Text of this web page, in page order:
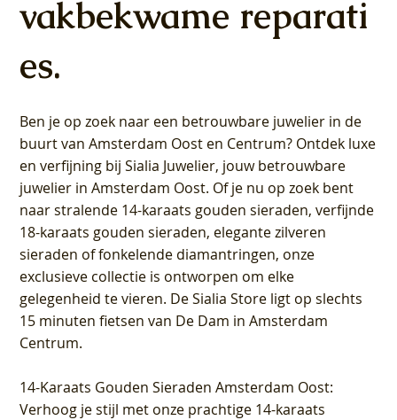
vakbekwame reparati
es.
Ben je op zoek naar een betrouwbare juwelier in de
buurt van Amsterdam Oost en Centrum? Ontdek luxe
en verfijning bij Sialia Juwelier, jouw betrouwbare
juwelier in Amsterdam Oost. Of je nu op zoek bent
naar stralende 14-karaats gouden sieraden, verfijnde
18-karaats gouden sieraden, elegante zilveren
sieraden of fonkelende diamantringen, onze
exclusieve collectie is ontworpen om elke
gelegenheid te vieren. De Sialia Store ligt op slechts
15 minuten fietsen van De Dam in Amsterdam
Centrum.
14-Karaats Gouden Sieraden Amsterdam Oost:
Verhoog je stijl met onze prachtige 14-karaats